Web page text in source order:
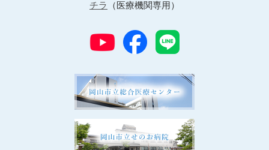
チラ
（医療機関専用）